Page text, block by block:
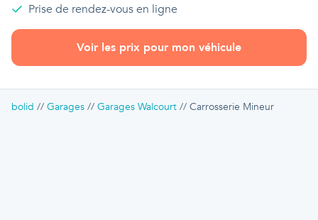
Prise de rendez-vous en ligne
Voir les prix pour mon véhicule
bolid Garages Garages Walcourt Carrosserie Mineur